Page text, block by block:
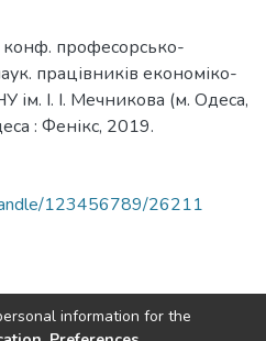
конф. професорсько-
працівників економіко-
ім. І. І. Мечникова (м. Одеса,
: Фенікс, 2019.
123456789/26211
information for the